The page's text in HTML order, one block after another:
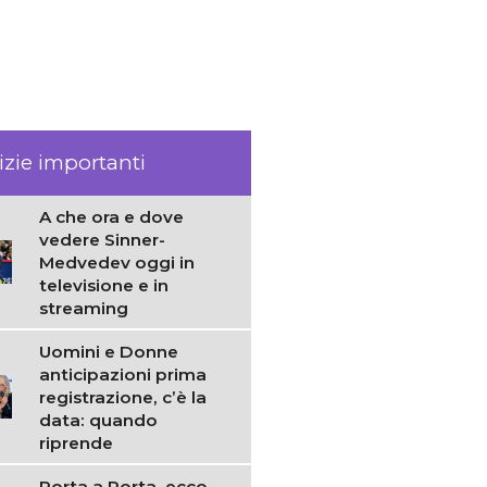
importanti
A che ora e dove
vedere Sinner-
Medvedev oggi in
televisione e in
streaming
Uomini e Donne
anticipazioni prima
registrazione, c’è la
data: quando
riprende